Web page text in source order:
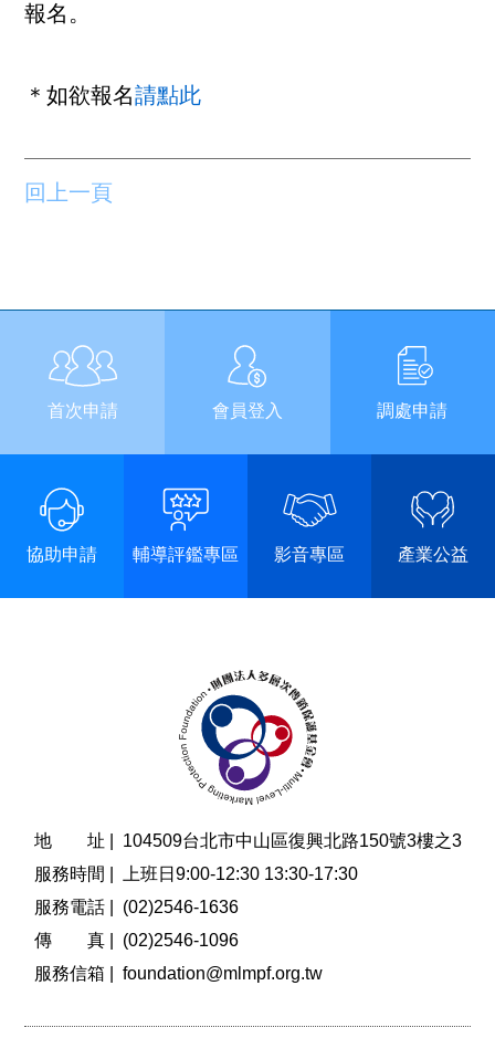
報名。
＊如欲報名請點此
回上一頁
首次申請 會員登入 調處申請
協助申請 輔導評鑑專區 影音專區 產業公益
地 址 |
104509台北市中山區復興北路150號3樓之3
服務時間 |
上班日9:00-12:30 13:30-17:30
服務電話 |
(02)2546-1636
傳 真 |
(02)2546-1096
服務信箱 |
foundation@mlmpf.org.tw